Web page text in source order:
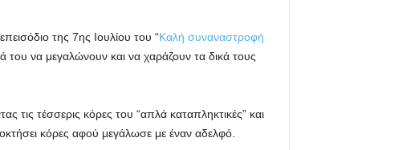
της 7ης Ιουλίου του “Καλή συναναστροφή
του να μεγαλώνουν και να χαράζουν τα δικά τους
τις τέσσερις κόρες του “απλά καταπληκτικές” και
κόρες αφού μεγάλωσε με έναν αδελφό.